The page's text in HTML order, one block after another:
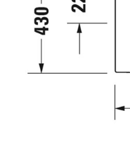
NOS SHOWROOMS
NOUS REJOINDRE
POLITIQUE QUALITÉ